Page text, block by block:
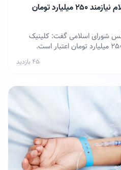
کلینیک جامع سلامت زنان ایلام نیازمند ۲۵۰ میلیارد تومان
شورای اسلامی گفت: کلینیک
۴۵ بازدید